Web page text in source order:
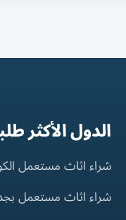
الدول الأكثر
شراء اثاث مستعمل
شراء اثاث مستعمل